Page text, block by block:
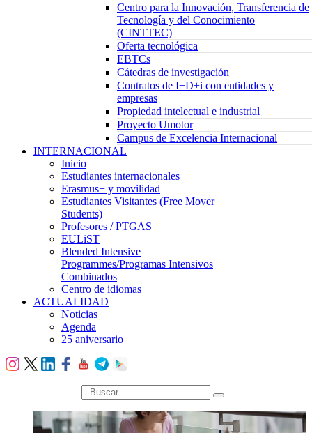
Centro para la Innovación, Transferencia de
Tecnología y del Conocimiento
(CINTTEC)
Oferta tecnológica
EBTCs
Cátedras de investigación
Contratos de I+D+i con entidades y
empresas
Propiedad intelectual e industrial
Proyecto Umotor
Campus de Excelencia Internacional
INTERNACIONAL
Inicio
Estudiantes internacionales
Erasmus+ y movilidad
Estudiantes Visitantes (Free Mover
Students)
Profesores / PTGAS
EULiST
Blended Intensive
Programmes/Programas Intensivos
Combinados
Centro de idiomas
ACTUALIDAD
Noticias
Agenda
25 aniversario
búsqueda